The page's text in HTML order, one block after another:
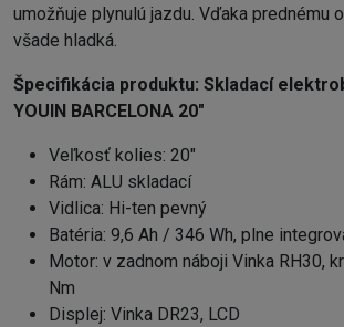
umožňuje plynulú jazdu. Vďaka prednému
všade hladká.
Špecifikácia produktu: Skladací
YOUIN BARCELONA 20"
Veľkosť kolies: 20"
Rám: ALU skladací
Vidlica: Hi-ten pevný
Batéria: 9,6 Ah / 346 Wh, plne
Motor: v zadnom náboji Vinka RH30,
Nm
Displej: Vinka DR23, LCD